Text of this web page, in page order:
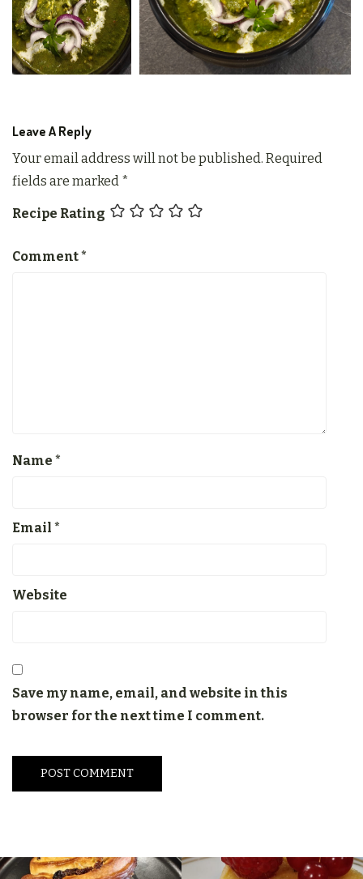
Leave A Reply
Your email address will not be published. Required
fields are marked *
Recipe Rating
Comment*
Name *
Email *
Website
Save my name, email, and website in this
browser for the next time I comment.